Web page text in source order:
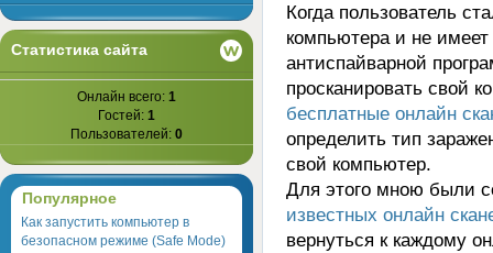
Когда пользователь
компьютера и не
антиспайварной
просканировать свой
бесплатные онлайн
определить тип
свой компьютер.
Для этого мною были
известных онлайн
вернуться к каждому
Статистика сайта
Онлайн всего: 1
Гостей: 1
Пользователей: 0
Популярное
Как запустить компьютер в
безопасном режиме (Safe Mode)